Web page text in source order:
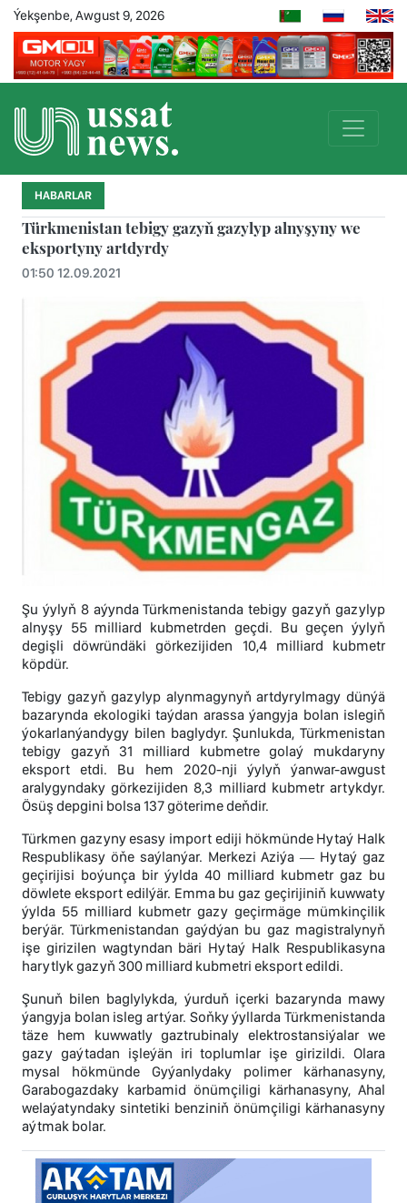
Ýekşenbe, Awgust 9, 2026
HABARLAR
Türkmenistan tebigy gazyň gazylyp alnyşyny we
eksportyny artdyrdy
01:50 12.09.2021
Şu ýylyň 8 aýynda Türkmenistanda tebigy gazyň gazylyp
alnyşy 55 milliard kubmetrden geçdi. Bu geçen ýylyň
degişli döwründäki görkezijiden 10,4 milliard kubmetr
köpdür.
Tebigy gazyň gazylyp alynmagynyň artdyrylmagy dünýä
bazarynda ekologiki taýdan arassa ýangyja bolan islegiň
ýokarlanýandygy bilen baglydyr. Şunlukda, Türkmenistan
tebigy gazyň 31 milliard kubmetre golaý mukdaryny
eksport etdi. Bu hem 2020-nji ýylyň ýanwar-awgust
aralygyndaky görkezijiden 8,3 milliard kubmetr artykdyr.
Ösüş depgini bolsa 137 göterime deňdir.
Türkmen gazyny esasy import ediji hökmünde Hytaý Halk
Respublikasy öňe saýlanýar. Merkezi Aziýa ― Hytaý gaz
geçirijisi boýunça bir ýylda 40 milliard kubmetr gaz bu
döwlete eksport edilýär. Emma bu gaz geçirijiniň kuwwaty
ýylda 55 milliard kubmetr gazy geçirmäge mümkinçilik
berýär. Türkmenistandan gaýdýan bu gaz magistralynyň
işe girizilen wagtyndan bäri Hytaý Halk Respublikasyna
harytlyk gazyň 300 milliard kubmetri eksport edildi.
Şunuň bilen baglylykda, ýurduň içerki bazarynda mawy
ýangyja bolan isleg artýar. Soňky ýyllarda Türkmenistanda
täze hem kuwwatly gaztrubinaly elektrostansiýalar we
gazy gaýtadan işleýän iri toplumlar işe girizildi. Olara
mysal hökmünde Gyýanlydaky polimer kärhanasyny,
Garabogazdaky karbamid önümçiligi kärhanasyny, Ahal
welaýatyndaky sintetiki benziniň önümçiligi kärhanasyny
aýtmak bolar.